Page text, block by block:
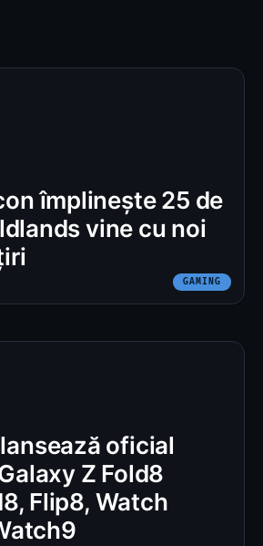
împlinește 25 de
vine cu noi
GAMING
oficial
Z Fold8
Flip8, Watch